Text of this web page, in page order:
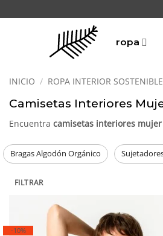
al
ropa
INICIO / ROPA INTERIOR SOSTENIBLE
Camisetas Interiores
Encuentra camisetas interiores
Bragas Algodón Orgánico
FILTRAR
-10%